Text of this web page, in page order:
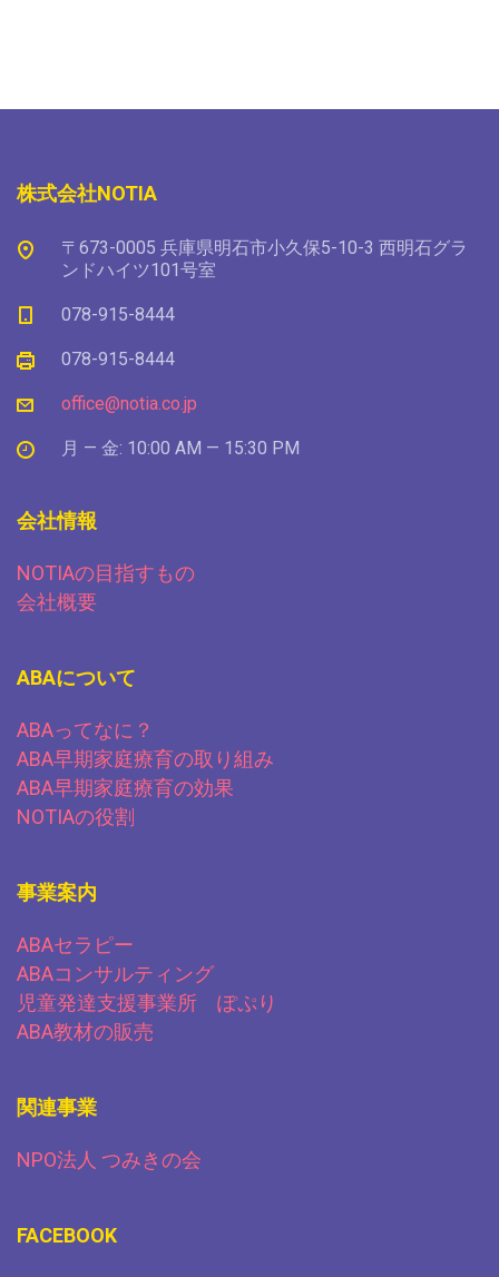
株式会社NOTIA
〒673-0005 兵庫県明石市小久保5-10-3 西明石グラ
ンドハイツ101号室
078-915-8444
078-915-8444
office@notia.co.jp
月 — 金: 10:00 AM — 15:30 PM
会社情報
NOTIAの目指すもの
会社概要
ABAについて
ABAってなに？
ABA早期家庭療育の取り組み
ABA早期家庭療育の効果
NOTIAの役割
事業案内
ABAセラピー
ABAコンサルティング
児童発達支援事業所 ぽぷり
ABA教材の販売
関連事業
NPO法人 つみきの会
FACEBOOK